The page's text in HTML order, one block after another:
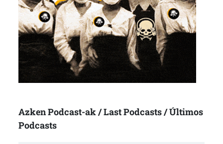
Azken Podcast-ak / Last Podcasts / Últimos
Podcasts